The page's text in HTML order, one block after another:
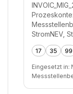
StromNEV,
17 35 99
Eingesetzt in: